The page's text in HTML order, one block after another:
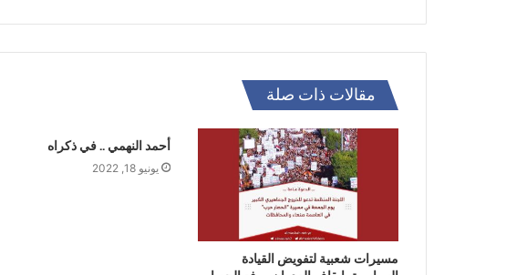
مقالات ذات صلة
مسيرات شعبية لتفويض القيادة
أحمد النهمي .. في ذكراه
يونيو 18, 2022